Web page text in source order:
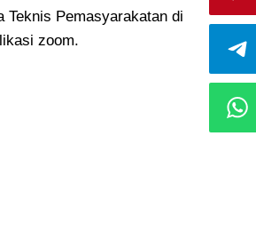
Teknis Pemasyarakatan di
zoom.